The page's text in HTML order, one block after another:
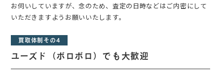
お伺いしていますが、念のため、査定の日時などはご内密にして
いただきますようお願いいたします。
買取体制その4
ユーズド（ボロボロ）でも大歓迎